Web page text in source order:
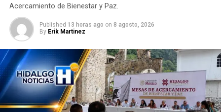
Acercamiento de Bienestar y Paz.
Published 13 horas ago on 8 agosto, 2026
By Erik Martinez